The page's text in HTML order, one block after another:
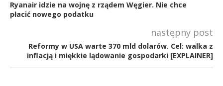
Ryanair idzie na wojnę z rządem Węgier. Nie chce
płacić nowego podatku
następny post
Reformy w USA warte 370 mld dolarów. Cel: walka z
inflacją i miękkie lądowanie gospodarki [EXPLAINER]